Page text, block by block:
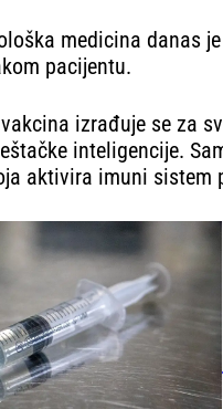
medicina danas
pacijentu.
izrađuje se za
inteligencije.
aktivira imuni